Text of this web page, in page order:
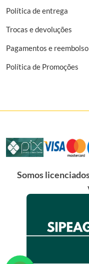
Política de entrega
Trocas e devoluções
Pagamentos e reembolso
Política de Promoções
Somos